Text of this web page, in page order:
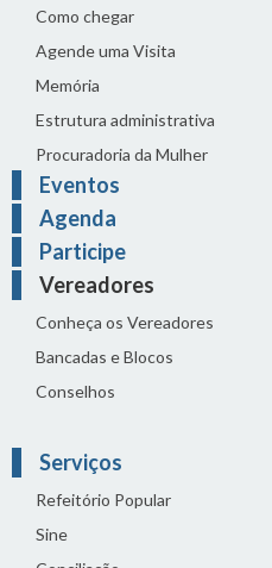
Como chegar
Agende uma Visita
Memória
Estrutura administrativa
Procuradoria da Mulher
Eventos
Agenda
Participe
Vereadores
Conheça os Vereadores
Bancadas e Blocos
Conselhos
Serviços
Refeitório Popular
Sine